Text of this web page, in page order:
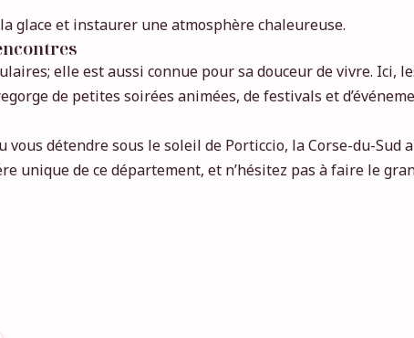
glace et instaurer une atmosphère chaleureuse.
elle est aussi connue pour sa douceur de vivre. Ici,
de petites soirées animées, de festivals et
détendre sous le soleil de Porticcio, la Corse-du-
unique de ce département, et n’hésitez pas à faire le